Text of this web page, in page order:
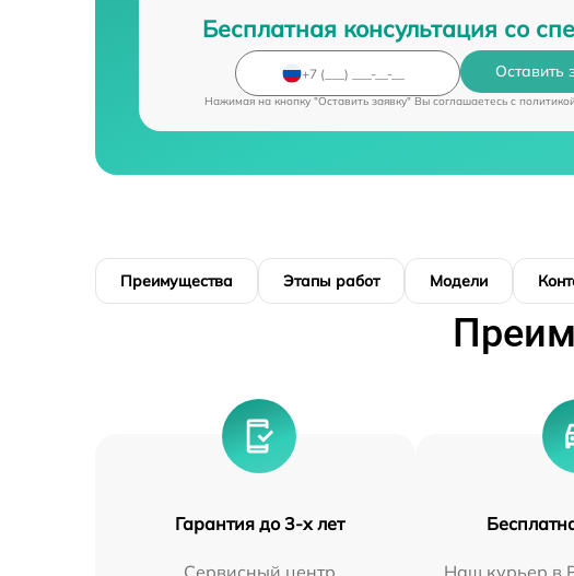
Бесплатная консультация со
Оставить
Нажимая на кнопку "Оставить заявку" Вы соглашаетесь c
Преимущества Этапы работ Модели
Гарантия до 3-х лет